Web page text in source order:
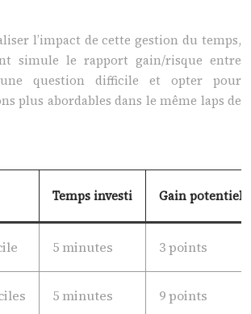
l’impact de cette gestion du temps,
simule le rapport gain/risque entre
une question difficile et opter pour
plus abordables dans le même laps de
Temps investi Gain potentiel
5 minutes 3 points
5 minutes 9 points